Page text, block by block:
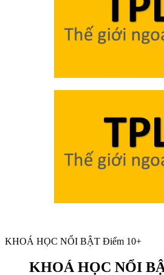
KHOÁ HỌC NỔI BẬT Điểm 10+
KHOÁ HỌC NỔI